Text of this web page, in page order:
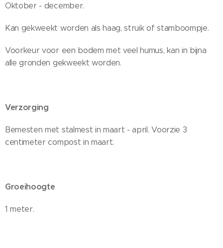
Oktober - december.
Kan gekweekt worden als haag, struik of stamboompje.
Voorkeur voor een bodem met veel humus, kan in bijna
alle gronden gekweekt worden.
Verzorging
Bemesten met stalmest in maart - april. Voorzie 3
centimeter compost in maart.
Groeihoogte
1 meter.